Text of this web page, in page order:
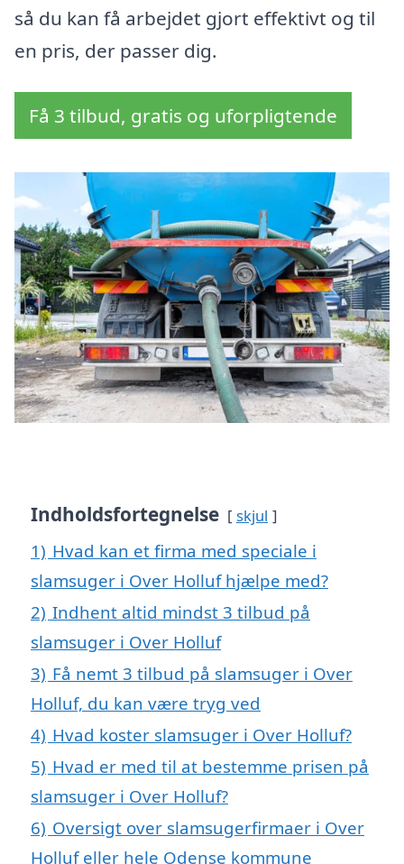
så du kan få arbejdet gjort effektivt og til
en pris, der passer dig.
Få 3 tilbud, gratis og uforpligtende
Indholdsfortegnelse skjul
1) Hvad kan et firma med speciale i
slamsuger i Over Holluf hjælpe med?
2) Indhent altid mindst 3 tilbud på
slamsuger i Over Holluf
3) Få nemt 3 tilbud på slamsuger i Over
Holluf, du kan være tryg ved
4) Hvad koster slamsuger i Over Holluf?
5) Hvad er med til at bestemme prisen på
slamsuger i Over Holluf?
6) Oversigt over slamsugerfirmaer i Over
Holluf eller hele Odense kommune